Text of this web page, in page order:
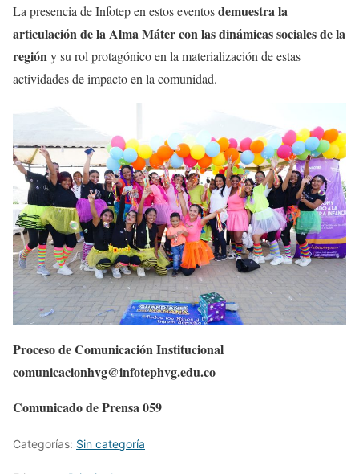
La presencia de Infotep en estos eventosdemuestra la
articulación de la Alma Máter con las dinámicas sociales de la
regióny su rol protagónico en la materialización de estas
actividades de impacto en la comunidad.
Proceso de Comunicación Institucional
comunicacionhvg@infotephvg.edu.co
Comunicado de Prensa 059
Categorías: Sin categoría